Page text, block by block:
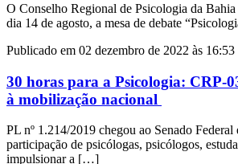
O Conselho Regional de Psicologia da
dia 14 de agosto, a mesa de debate
Publicado em 02 dezembro de 2022 às 16:53
30 horas para a Psicologia: CRP-
à mobilização nacional
PL nº 1.214/2019 chegou ao Senado
participação de psicólogas, psicólogos,
impulsionar a […]